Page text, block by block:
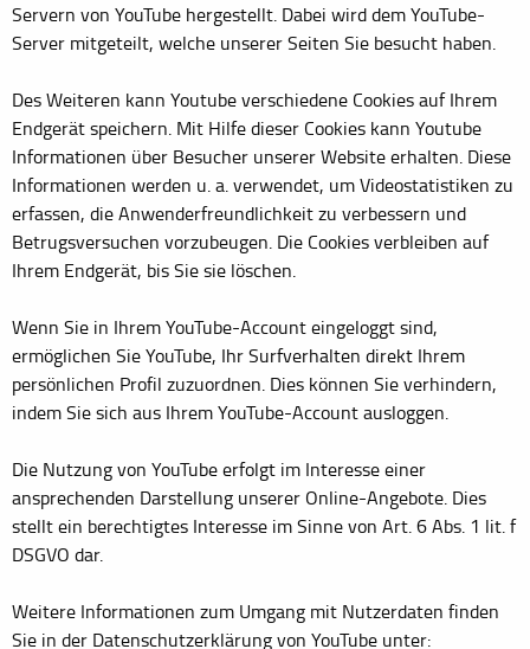
Servern von YouTube hergestellt. Dabei wird dem YouTube-
Server mitgeteilt, welche unserer Seiten Sie besucht haben.
Des Weiteren kann Youtube verschiedene Cookies auf Ihrem
Endgerät speichern. Mit Hilfe dieser Cookies kann Youtube
Informationen über Besucher unserer Website erhalten. Diese
Informationen werden u. a. verwendet, um Videostatistiken zu
erfassen, die Anwenderfreundlichkeit zu verbessern und
Betrugsversuchen vorzubeugen. Die Cookies verbleiben auf
Ihrem Endgerät, bis Sie sie löschen.
Wenn Sie in Ihrem YouTube-Account eingeloggt sind,
ermöglichen Sie YouTube, Ihr Surfverhalten direkt Ihrem
persönlichen Profil zuzuordnen. Dies können Sie verhindern,
indem Sie sich aus Ihrem YouTube-Account ausloggen.
Die Nutzung von YouTube erfolgt im Interesse einer
ansprechenden Darstellung unserer Online-Angebote. Dies
stellt ein berechtigtes Interesse im Sinne von Art. 6 Abs. 1 lit. f
DSGVO dar.
Weitere Informationen zum Umgang mit Nutzerdaten finden
Sie in der Datenschutzerklärung von YouTube unter: